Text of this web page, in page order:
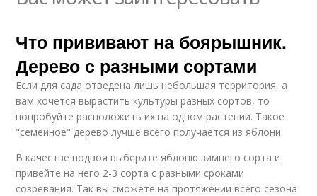
Что прививают на боярышник.
Дерево с разными сортами
Если для сада отведена лишь небольшая территория, а
вам хочется вырастить культуры разных сортов, то
попробуйте расположить их на одном растении. Такое
"семейное" дерево лучше всего получается из яблони.
В качестве подвоя выберите яблоню зимнего сорта и
привейте на него 2-3 сорта с разными сроками
созревания. Так вы сможете на протяжении всего сезона